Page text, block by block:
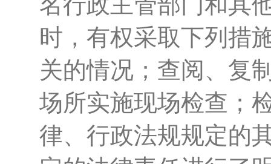
时，有权采取下列措
关的情况；查阅、复
场所实施现场检查；
律、行政法规规定的